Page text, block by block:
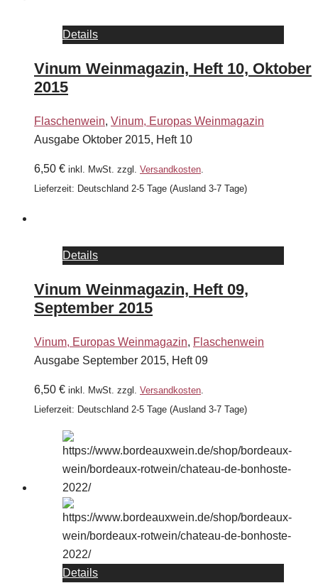
Details
Vinum Weinmagazin, Heft 10, Oktober
2015
Flaschenwein, Vinum, Europas Weinmagazin
Ausgabe Oktober 2015, Heft 10
6,50 € inkl. MwSt. zzgl. Versandkosten
Lieferzeit: Deutschland 2-5 Tage (Ausland 3-7 Tage)
Details
Vinum Weinmagazin, Heft 09,
September 2015
Vinum, Europas Weinmagazin, Flaschenwein
Ausgabe September 2015, Heft 09
6,50 € inkl. MwSt. zzgl. Versandkosten
Lieferzeit: Deutschland 2-5 Tage (Ausland 3-7 Tage)
Details